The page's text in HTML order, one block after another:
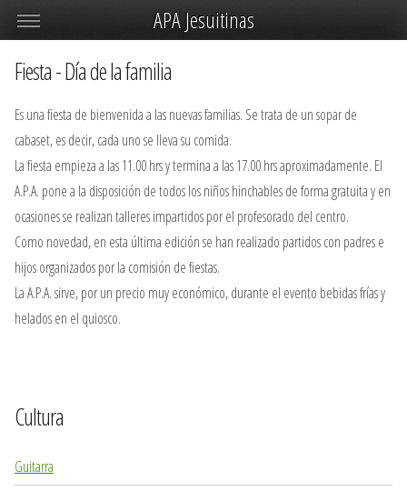
Fiesta - Día de la familia
Es una fiesta de bienvenida a las nuevas familias. Se trata de un sopar de
cabaset, es decir, cada uno se lleva su comida.
La fiesta empieza a las 11.00 hrs y termina a las 17.00 hrs aproximadamente. El
A.P.A. pone a la disposición de todos los niños hinchables de forma gratuita y en
ocasiones se realizan talleres impartidos por el profesorado del centro.
Como novedad, en esta última edición se han realizado partidos con padres e
hijos organizados por la comisión de fiestas.
La A.P.A. sirve, por un precio muy económico, durante el evento bebidas frías y
helados en el quiosco.
Cultura
Guitarra
APA Jesuitinas